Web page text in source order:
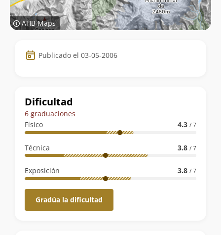
AHB Maps
Datos
de
ruta
Publicado el 03-05-2006
Dificultad
6 graduaciones
Físico
4.3 / 7
Técnica 3.8 / 7
Exposición 3.8 / 7
Gradúa la dificultad